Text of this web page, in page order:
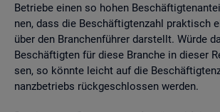
Be­trie­be einen so hohen
nen, dass die Be­schäf­tig­ten­zahl prak­tisch
über den Bran­chen­füh­rer dar­stellt. Würde
Be­schäf­tig­ten für diese Bran­che in die­ser
sen, so könn­te leicht auf die
nanz­be­triebs rück­ge­schlos­sen wer­den.